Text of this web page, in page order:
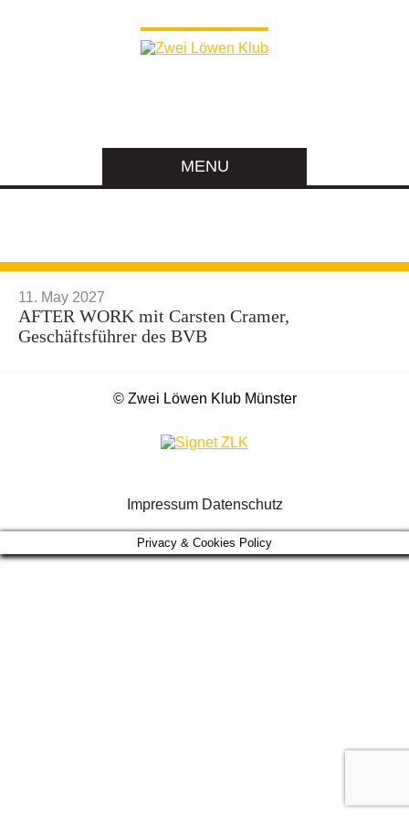
MENU
11. May 2027
AFTER WORK mit Carsten Cramer,
Geschäftsführer des BVB
© Zwei Löwen Klub Münster
Impressum Datenschutz
Privacy & Cookies Policy